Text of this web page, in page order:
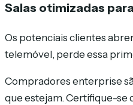
Salas otimizadas
Os potenciais clientes
telemóvel, perde essa
Compradores enterprise
que estejam. Certifique-se